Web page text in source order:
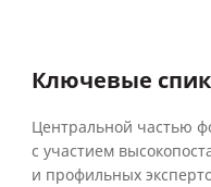
Ключевые
Центральной частью
с участием
и профильных